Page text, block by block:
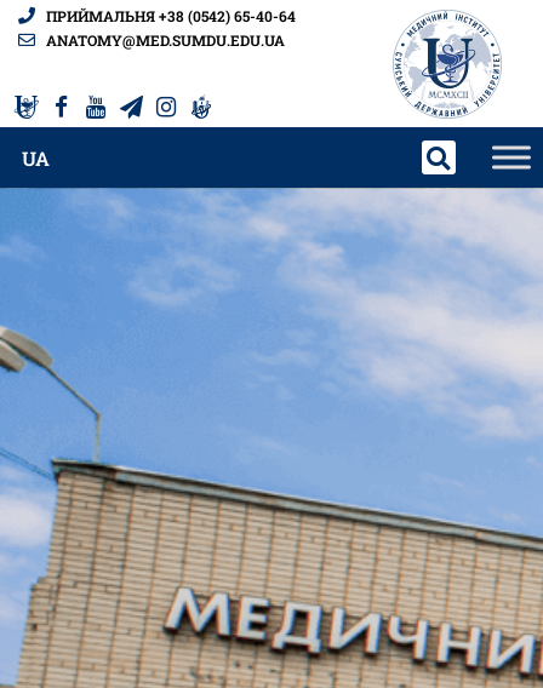
ПРИЙМАЛЬНЯ +38 (0542) 65-40-64
ANATOMY@MED.SUMDU.EDU.UA
UA